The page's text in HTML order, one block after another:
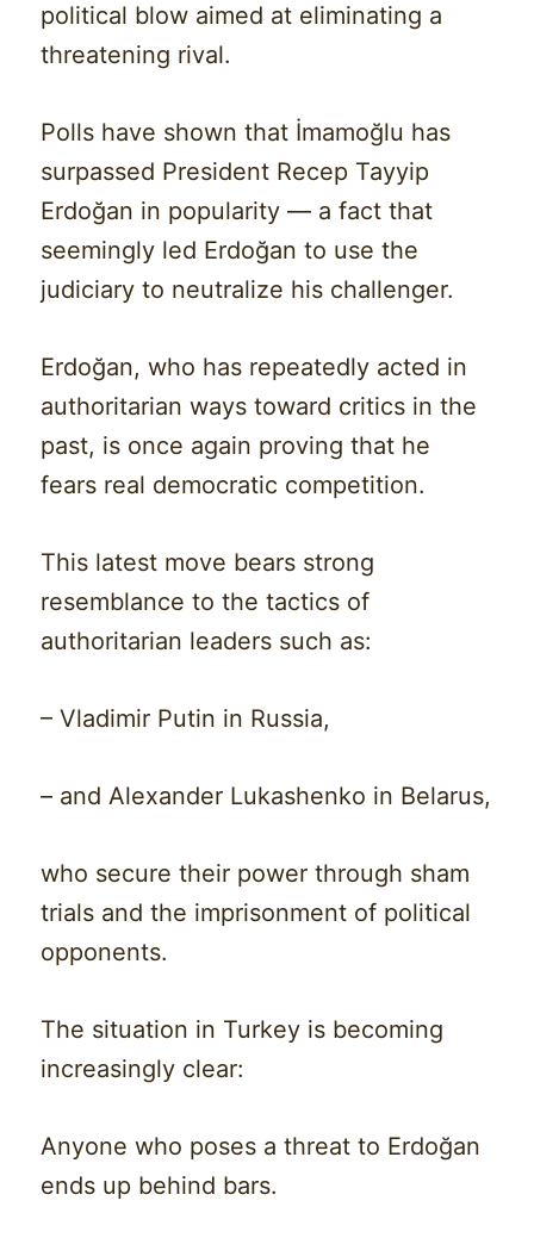
political blow aimed at eliminating a
threatening rival.
Polls have shown that İmamoğlu has
surpassed President Recep Tayyip
Erdoğan in popularity — a fact that
seemingly led Erdoğan to use the
judiciary to neutralize his challenger.
Erdoğan, who has repeatedly acted in
authoritarian ways toward critics in the
past, is once again proving that he
fears real democratic competition.
This latest move bears strong
resemblance to the tactics of
authoritarian leaders such as:
– Vladimir Putin in Russia,
– and Alexander Lukashenko in Belarus,
who secure their power through sham
trials and the imprisonment of political
opponents.
The situation in Turkey is becoming
increasingly clear:
Anyone who poses a threat to Erdoğan
ends up behind bars.